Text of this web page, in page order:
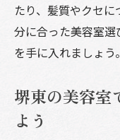
たり、髪質やクセ
分に合った美容室
を手に入れましょう。
堺東の美容室
よう